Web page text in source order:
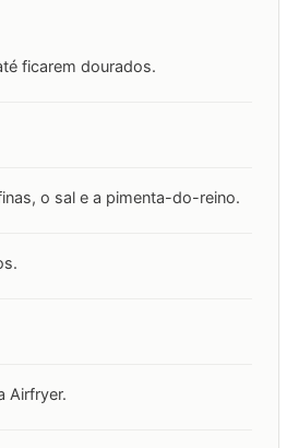
ficarem dourados.
o sal e a pimenta-do-reino.
Airfryer.